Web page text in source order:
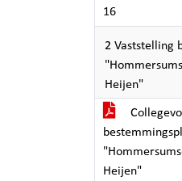
16
2 Vaststelling
Heijen"
Heijen"